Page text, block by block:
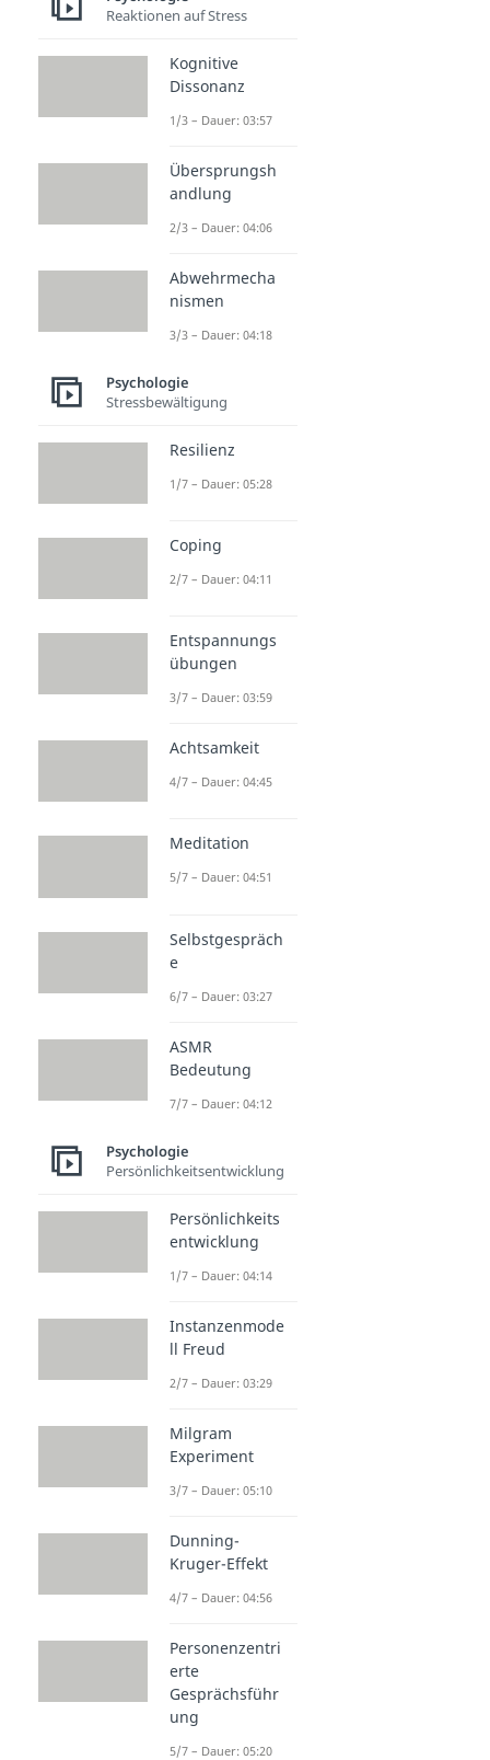
Reaktionen auf Stress
Kognitive
Dissonanz
1/3 – Dauer: 03:57
Übersprungsh
andlung
2/3 – Dauer: 04:06
Abwehrmecha
nismen
3/3 – Dauer: 04:18
Psychologie
Stressbewältigung
Resilienz
1/7 – Dauer: 05:28
Coping
2/7 – Dauer: 04:11
Entspannungs
übungen
3/7 – Dauer: 03:59
Achtsamkeit
4/7 – Dauer: 04:45
Meditation
5/7 – Dauer: 04:51
Selbstgespräch
e
6/7 – Dauer: 03:27
ASMR
Bedeutung
7/7 – Dauer: 04:12
Psychologie
Persönlichkeitsentwicklung
Persönlichkeits
entwicklung
1/7 – Dauer: 04:14
Instanzenmode
ll Freud
2/7 – Dauer: 03:29
Milgram
Experiment
3/7 – Dauer: 05:10
Dunning-
Kruger-Effekt
4/7 – Dauer: 04:56
Personenzentri
erte
Gesprächsführ
ung
5/7 – Dauer: 05:20